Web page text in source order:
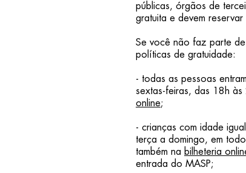
públicas, órgãos de
gratuita e devem
Se você não faz parte
políticas de gratuidade:
- todas as pessoas
sextas-feiras, das 18h
online;
- crianças com idade
terça a domingo, em
também na bilheteria
entrada do MASP;